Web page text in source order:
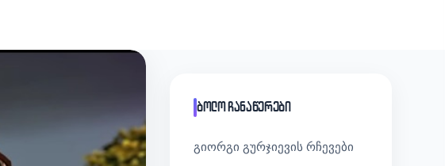
ბოლო ჩანაწერები
გიორგი გურჯიევის რჩევები